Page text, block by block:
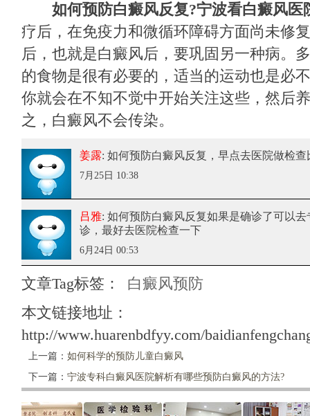
如何预防白癜风反复?宁波看白癜风医
疗后，在免疫力和微循环障碍方面尚未修
后，也就是白癜风后，要巩固另一种病。
的食物是很有必要的，适当的运动也是必
你就会在不知不觉中开始关注这些，然后
之，白癜风不会传染。
姜露: 如何预防白癜风反复 ，早点去医院做检
7月25日 10:38
吕雅: 如何预防白癜风反复如果是确诊了可以去
诊，最好去医院检查一下
6月24日 00:53
文章Tag标签：
白癜风预防
本文链接地址：
http://www.huarenbdfyy.com/
上一篇： 如何科学的预防儿童白癜风
下一篇： 宁波专科白癜风医院解析有哪些预防白癜风的方法?